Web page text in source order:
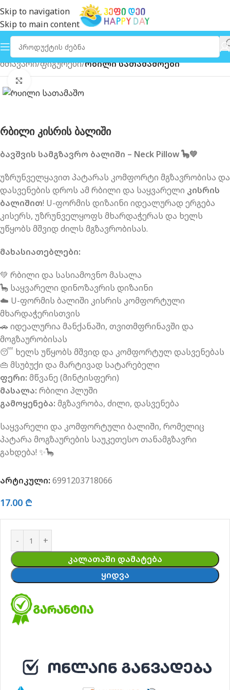
Skip to navigation
Skip to main content
მთავარი ფიგურები რბილი სათამაშოები
რბილი კისრის ბალიში
ბავშვის სამგზავრო ბალიში – Neck Pillow 🦕💚
უზრუნველყავით პატარას კომფორტი მგზავრობისა და
დასვენების დროს ამ რბილი და საყვარელი კისრის
ბალიშით! U-ფორმის დიზაინი იდეალურად ერგება
კისერს, უზრუნველყოფს მხარდაჭერას და ხელს
უწყობს მშვიდ ძილს მგზავრობისას.
მახასიათებლები:
💚 რბილი და სასიამოვნო მასალა
🦕 საყვარელი დინოზავრის დიზაინი
☁️ U-ფორმის ბალიში კისრის კომფორტული
მხარდაჭერისთვის
🚗 იდეალურია მანქანაში, თვითმფრინავში და
მოგზაურობისას
😴 ხელს უწყობს მშვიდ და კომფორტულ დასვენებას
👜 მსუბუქი და მარტივად სატარებელი
ფერი: მწვანე (მინტისფერი)
მასალა: რბილი პლუში
გამოყენება: მგზავრობა, ძილი, დასვენება
საყვარელი და კომფორტული ბალიში, რომელიც
პატარა მოგზაურების საუკეთესო თანამგზავრი
გახდება! ✨🦕
არტიკული: 6991203718066
17.00 ₾
ᲙᲐᲚᲐᲗᲐᲨᲘ ᲓᲐᲛᲐᲢᲔᲑᲐ
ᲧᲘᲓᲕᲐ